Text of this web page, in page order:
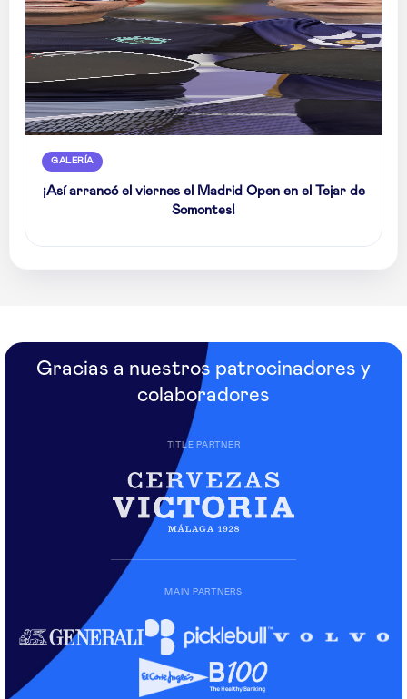
GALERÍA
¡Así arrancó el viernes el Madrid Open en el Tejar de
Somontes!
Gracias a nuestros patrocinadores y
colaboradores
TITLE PARTNER
MAIN PARTNERS